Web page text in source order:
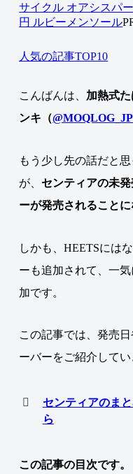
サイクル オアシスパ
円 ルビーメンソール
人気の記事TOP10
こんばんは、 加熱式
ンキ（@MOQLOG_JP
もう少し先の話だと
が、 センティアの未
ーが発売されることに
しかも、HEETSには
ーも追加されて、一
加です。
この記事では、発売
ーバーをご紹介してい
センティアのま
ら
この記事の目次です。